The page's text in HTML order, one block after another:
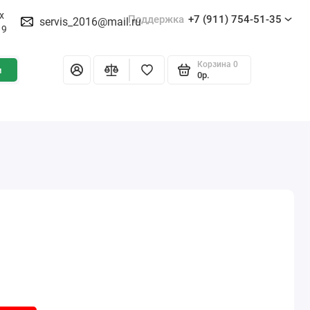
servis_2016@mail.ruПоддержка +7 (911) 754-51-35
Корзина 0
0р.